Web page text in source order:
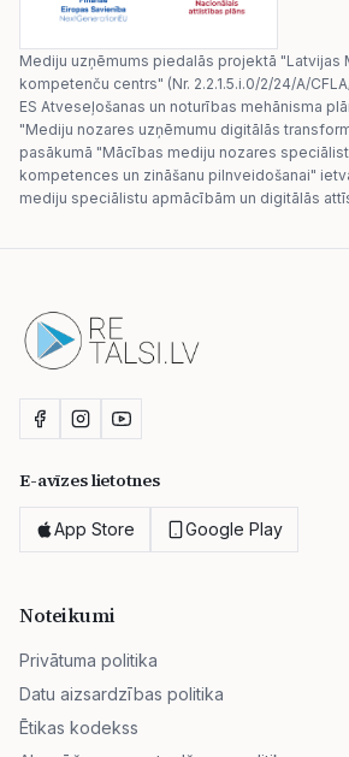
Mediju uzņēmums piedalās projektā "Latvijas
kompetenču centrs" (Nr. 2.2.1.5.i.0/2/24/A/
ES Atveseļošanas un noturības mehānisma
"Mediju nozares uzņēmumu digitālās
pasākumā "Mācības mediju nozares
kompetences un zināšanu pilnveidošanai"
mediju speciālistu apmācībām un digitālās
E-avīzes lietotnes
App Store Google Play
Noteikumi
Privātuma politika
Datu aizsardzības politika
Ētikas kodekss